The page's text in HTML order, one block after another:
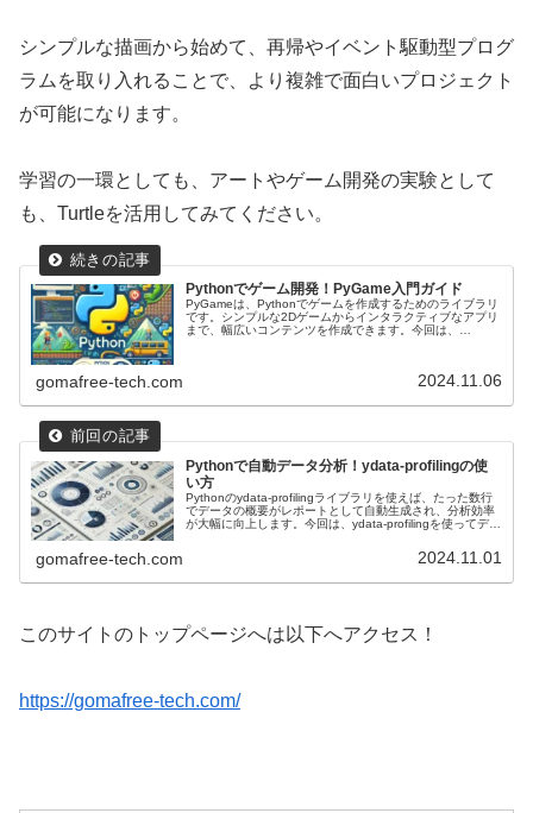
シンプルな描画から始めて、再帰やイベント駆動型プログ
ラムを取り入れることで、より複雑で面白いプロジェクト
が可能になります。
学習の一環としても、アートやゲーム開発の実験として
も、Turtleを活用してみてください。
Pythonでゲーム開発！PyGame入門ガイド
PyGameは、Pythonでゲームを作成するためのライブラリ
です。シンプルな2Dゲームからインタラクティブなアプリ
まで、幅広いコンテンツを作成できます。今回は、
gomafree-tech.com 2024.11.06
Pythonで自動データ分析！ydata-profilingの使
い方
Pythonのydata-profilingライブラリを使えば、たった数行
でデータの概要がレポートとして自動生成され、分析効率
が大幅に向上します。今回は、ydata-profilingを使ってデー
gomafree-tech.com 2024.11.01
このサイトのトップページへは以下へアクセス！
https://gomafree-tech.com/